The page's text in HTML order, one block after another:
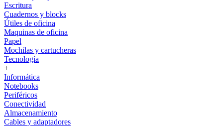
Escritura
Cuadernos y blocks
Útiles de oficina
Maquinas de oficina
Papel
Mochilas y cartucheras
Tecnología
+
Informática
Notebooks
Periféricos
Conectividad
Almacenamiento
Cables y adaptadores